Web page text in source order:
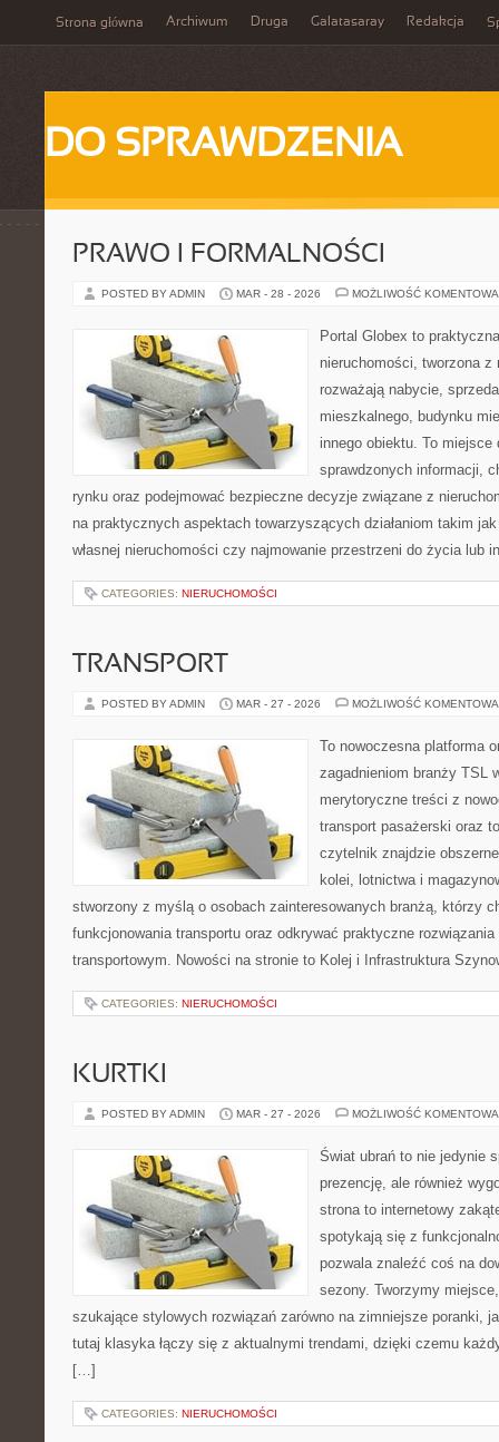
Strona główna Archiwum Druga Galatasaray Redakcja
DO SPRAWDZENIA
PRAWO I FORMALNOŚCI
POSTED BY ADMIN MAR - 28 - 2026 MOŻLIWOŚĆ
Portal Globex to
nieruchomości, tworzona
rozważają nabycie,
mieszkalnego, budynku
innego obiektu. To
sprawdzonych informacji,
rynku oraz podejmować bezpieczne decyzje związane z
na praktycznych aspektach towarzyszących działaniom takim
własnej nieruchomości czy najmowanie przestrzeni do życia lub
CATEGORIES: NIERUCHOMOŚCI
TRANSPORT
POSTED BY ADMIN MAR - 27 - 2026 MOŻLIWOŚĆ
To nowoczesna platforma
zagadnieniom branży TSL
merytoryczne treści z
transport pasażerski oraz
czytelnik znajdzie
kolei, lotnictwa i
stworzony z myślą o osobach zainteresowanych branżą, którzy
funkcjonowania transportu oraz odkrywać praktyczne
transportowym. Nowości na stronie to Kolej i Infrastruktura
CATEGORIES: NIERUCHOMOŚCI
KURTKI
POSTED BY ADMIN MAR - 27 - 2026 MOŻLIWOŚĆ
Świat ubrań to nie jedynie
prezencję, ale również
strona to internetowy
spotykają się z
pozwala znaleźć coś na
sezony. Tworzymy
szukające stylowych rozwiązań zarówno na zimniejsze poranki,
tutaj klasyka łączy się z aktualnymi trendami, dzięki czemu
[…]
CATEGORIES: NIERUCHOMOŚCI